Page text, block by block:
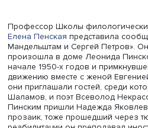
из писем он заявил, что
литературы следует сжечь,
предложила просто ими не
В дальнейшем Шаламов
рассказ «Сентенция», но
истории и настоящего все-
1920-е годы прологом
временем «штурма неба».